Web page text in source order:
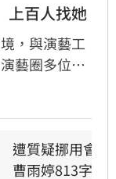
上百人找她
，與演藝工
藝圈多位人
轉，田路路
遭質疑挪用會
曹雨婷813字聲